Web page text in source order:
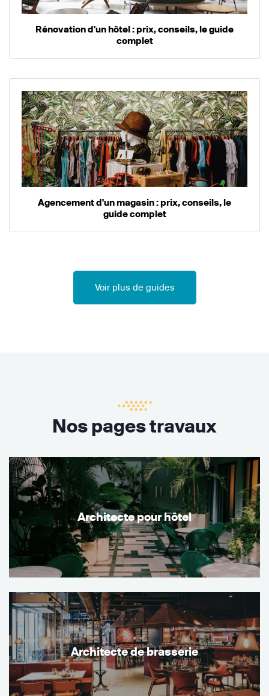
Rénovation d'un hôtel : prix, conseils, le guide
complet
Agencement d'un magasin : prix, conseils, le
guide complet
Voir plus de guides
Nos pages travaux
Architecte pour hôtel
Architecte de brasserie